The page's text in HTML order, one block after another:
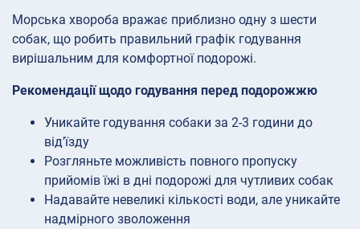
Морська хвороба вражає приблизно одну з шести
собак, що робить правильний графік годування
вирішальним для комфортної подорожі.
Рекомендації щодо годування перед подорожжю
Уникайте годування собаки за 2-3 години до
від’їзду
Розгляньте можливість повного пропуску
прийомів їжі в дні подорожі для чутливих собак
Надавайте невеликі кількості води, але уникайте
надмірного зволоження